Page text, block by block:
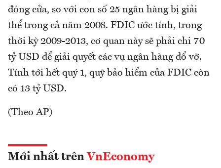
đóng cửa, so với con số 25 ngân hàng bị giải
thể trong cả năm 2008. FDIC ước tính, trong
thời kỳ 2009-2013, cơ quan này sẽ phải chi 70
tỷ USD để giải quyết các vụ ngân hàng đổ vỡ.
Tính tới hết quý 1, quỹ bảo hiểm của FDIC còn
có 13 tỷ USD.
(Theo AP)
Mới nhất trên VnEconomy